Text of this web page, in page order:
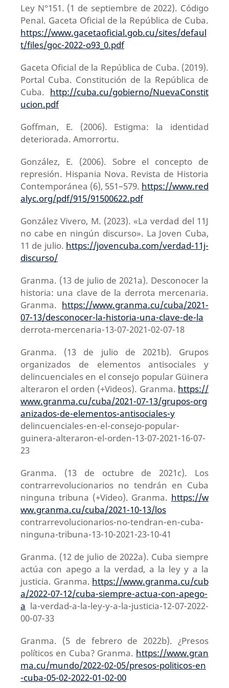
Ley N°151. (1 de septiembre de 2022). Código
Penal. Gaceta Oficial de la República de Cuba.
https://www.gacetaoficial.gob.cu/sites/defaul
t/files/goc-2022-o93_0.pdf
Gaceta Oficial de la República de Cuba. (2019).
Portal Cuba. Constitución de la República de
Cuba. http://cuba.cu/gobierno/NuevaConstit
ucion.pdf
Goffman, E. (2006). Estigma: la identidad
deteriorada. Amorrortu.
González, E. (2006). Sobre el concepto de
represión. Hispania Nova. Revista de Historia
Contemporánea (6), 551–579. https://www.red
alyc.org/pdf/915/91500622.pdf
González Vivero, M. (2023). «La verdad del 11J
no cabe en ningún discurso». La Joven Cuba,
11 de julio. https://jovencuba.com/verdad-11j-
discurso/
Granma. (13 de julio de 2021a). Desconocer la
historia: una clave de la derrota mercenaria.
Granma. https://www.granma.cu/cuba/2021-
07-13/desconocer-la-historia-una-clave-de-la
derrota-mercenaria-13-07-2021-02-07-18
Granma. (13 de julio de 2021b). Grupos
organizados de elementos antisociales y
delincuenciales en el consejo popular Güinera
alteraron el orden (+Videos). Granma. https://
www.granma.cu/cuba/2021-07-13/grupos-org
anizados-de-elementos-antisociales-y
delincuenciales-en-el-consejo-popular-
guinera-alteraron-el-orden-13-07-2021-16-07-
23
Granma. (13 de octubre de 2021c). Los
contrarrevolucionarios no tendrán en Cuba
ninguna tribuna (+Video). Granma. https://w
ww.granma.cu/cuba/2021-10-13/los
contrarrevolucionarios-no-tendran-en-cuba-
ninguna-tribuna-13-10-2021-23-10-41
Granma. (12 de julio de 2022a). Cuba siempre
actúa con apego a la verdad, a la ley y a la
justicia. Granma. https://www.granma.cu/cub
a/2022-07-12/cuba-siempre-actua-con-apego-
a la-verdad-a-la-ley-y-a-la-justicia-12-07-2022-
00-07-33
Granma. (5 de febrero de 2022b). ¿Presos
políticos en Cuba? Granma. https://www.gran
ma.cu/mundo/2022-02-05/presos-politicos-en
-cuba-05-02-2022-01-02-00